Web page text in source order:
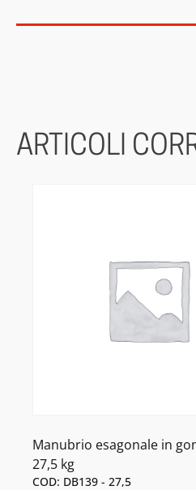
ARTICOLI
Manubrio esagonale in
27,5 kg
COD: DB139 - 27,5